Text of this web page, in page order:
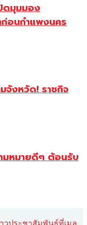
ดมุมมอง
ก่อนกำแพงนคร
จังหวัด! ราชกิจ
มหมายดีๆ ต้อนรับ